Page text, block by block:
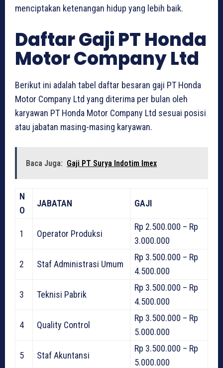
menciptakan ketenangan hidup yang lebih baik.
Daftar Gaji PT Honda
Motor Company Ltd
Berikut ini adalah tabel daftar besaran gaji PT Honda
Motor Company Ltd yang diterima per bulan oleh
karyawan PT Honda Motor Company Ltd sesuai posisi
atau jabatan masing-masing karyawan.
Baca Juga: Gaji PT Surya Indotim Imex
N
O
JABATAN GAJI
1 Operator Produksi
Rp 2.500.000 – Rp
3.000.000
2 Staf Administrasi Umum
Rp 3.500.000 – Rp
4.500.000
3 Teknisi Pabrik
Rp 3.500.000 – Rp
4.500.000
4 Quality Control
Rp 3.500.000 – Rp
5.000.000
5 Staf Akuntansi
Rp 3.500.000 – Rp
5.000.000